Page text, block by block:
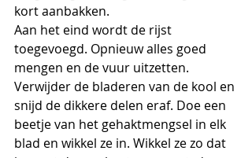
kort aanbakken.
Aan het eind wordt de rijst
toegevoegd. Opnieuw alles goed
mengen en de vuur uitzetten.
Verwijder de bladeren van de kool en
snijd de dikkere delen eraf. Doe een
beetje van het gehaktmengsel in elk
blad en wikkel ze in. Wikkel ze zo dat